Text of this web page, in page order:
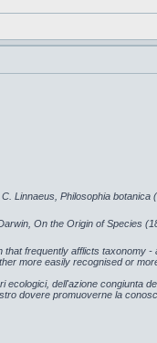
Linnaeus, Philosophia botanica
On the Origin of Species
frequently afflicts
more easily recognised or
dell'azione congiunta
dovere promuoverne la